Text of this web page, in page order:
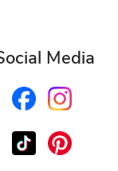
Media